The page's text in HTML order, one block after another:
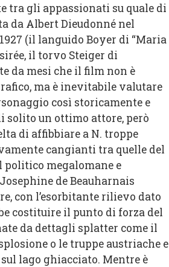
tra gli appassionati su quale di
da Albert Dieudonné nel
(il languido Boyer di “Maria
il torvo Steiger di
da mesi che il film non è
ma è inevitabile valutare
così storicamente e
solito un ottimo attore, però
di affibbiare a N. troppe
cangianti tra quelle del
megalomane e
de Beauharnais
con l’esorbitante rilievo dato
costituire il punto di forza del
da dettagli splatter come il
o le truppe austriache e
lago ghiacciato. Mentre è